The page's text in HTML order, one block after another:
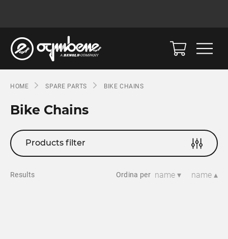
HOME SPARE PARTS BIKE CHAINS
Bike Chains
Products filter
Results Ordina per name ▾ name ▴